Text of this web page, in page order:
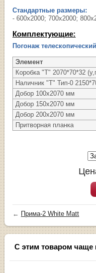
Стандартные размеры:
- 600х2000; 700х2000;
Комплектующие:
Погонаж телескопический
Элемент
Коробка "Т" 2070*70*32
Наличник "Т" Тип-0
Добор 100х2070 мм
Добор 150х2070 мм
Добор 200х2070 мм
Притворная планка
← Прима-2 White Matt
С этим товаром чаще